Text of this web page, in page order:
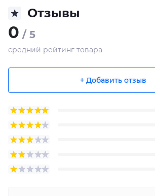
Отзывы
0 / 5
средний рейтинг товара
+ Добавить отзыв